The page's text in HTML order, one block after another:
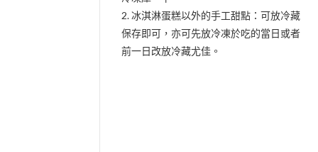
2. 冰淇淋蛋糕以外的手工甜點：可放冷藏
保存即可，亦可先放冷凍於吃的當日或者
前一日改放冷藏尤佳。